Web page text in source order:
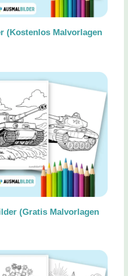
(Kostenlos Malvorlagen
(Gratis Malvorlagen